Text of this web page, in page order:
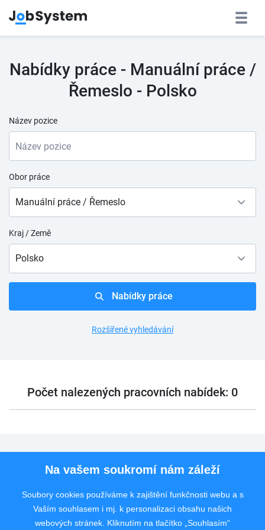
Nabídky práce - Manuální práce /
Řemeslo - Polsko
Název pozice
Obor práce
Manuální práce / Řemeslo
Kraj / Země
Polsko
Nabídky práce
Rozšířené vyhledávání
Počet nalezených pracovních nabídek: 0
Pro uchazeče
Rychlý kontakt
Na vašem soukromí nám záleží
Soubory cookies používáme k zajištění funkčnosti webu a s
Vaším souhlasem i mj. k personalizaci obsahu našich
webových stránek. Kliknutím na tlačítko „Souhlasím“